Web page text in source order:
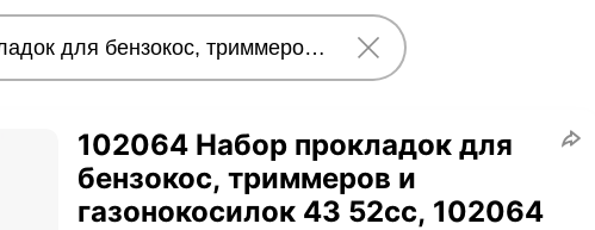
102064 Набор прокладок для
бензокос, триммеров и
газонокосилок 43 52сс, 102064